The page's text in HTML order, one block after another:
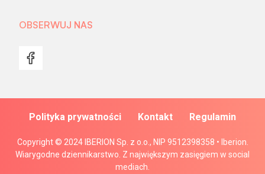
OBSERWUJ NAS
Copyright © 2024 IBERION Sp. z o.o., NIP 9512398358 • Iberion.
Wiarygodne dziennikarstwo. Z największym zasięgiem w social
mediach.
Polityka prywatności Kontakt Regulamin